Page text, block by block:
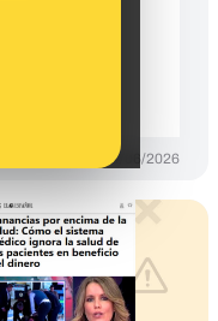
habitual
24/06/2026